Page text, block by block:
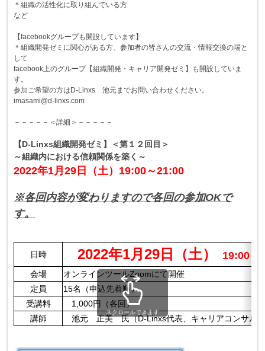
＊組織の活性化に取り組んでいる方
など
【facebookグループも開設しています】
＊組織開発ゼミに関心がある方、参加者の皆さんの交流・情報交換の場と
して
facebook上のグループ【組織開発・キャリア開発ゼミ】も開設していま
す。
参加ご希望の方はD-Linxs 池元までお問い合わせください。
imasami@d-linxs.com
－－－－－＜詳細＞－－－－－
【D-Linxs組織開発ゼミ】＜第１２回目＞
～組織内における信頼関係を築く ～
2022年1月29日（土）19:00～21:00
※各回内容が変わりますので各回の参加OKで
す。
日時 2022年1月29日（土） 19:00～
会場
オンラインツールZoomにて開催
定員
15名（申込先着順）
受講料
1,000円（各回）
講師
池元 正美 氏（D-Linxs代表、キャリアコンサル
スクロールできます